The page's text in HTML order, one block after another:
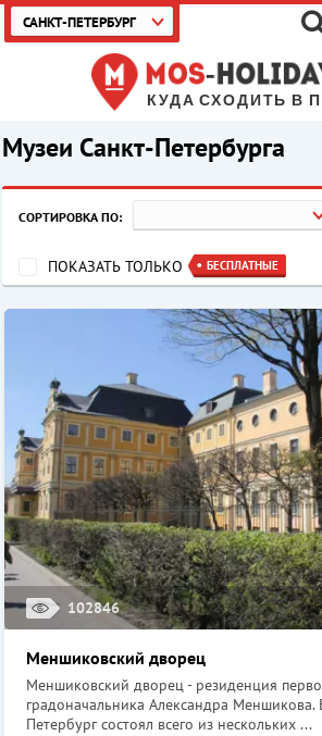
КУДА СХОДИТЬ В
САНКТ-ПЕТЕРБУРГ
Музеи Санкт-Петербурга
СОРТИРОВКА ПО:
ПОКАЗАТЬ ТОЛЬКО БЕСПЛАТНЫЕ
102846
Меншиковский дворец
Меншиковский дворец - резиденция
градоначальника Александра Меншикова.
Петербург состоял всего из нескольких ...